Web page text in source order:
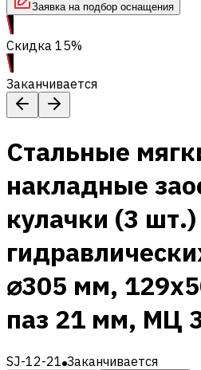
Заявка на подбор оснащения
Скидка 15%
Заканчивается
Cтальные
накладные
кулачки (3
⌀305 мм,
паз 21 мм, МЦ
SJ-12-21 Заканчивается